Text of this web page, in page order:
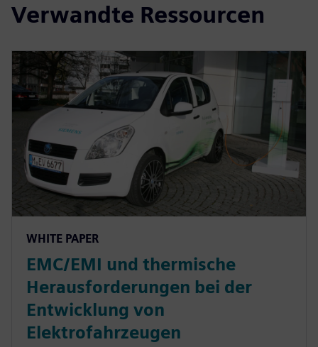
Verwandte Ressourcen
WHITE PAPER
EMC/EMI und thermische
Herausforderungen bei der
Entwicklung von
Elektrofahrzeugen